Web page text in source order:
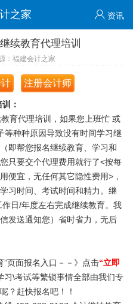
之家 资讯
续教育代理培训
福建会计之家
注册会计师
：
育代理培训，如果您上班忙 或
等种种原因导致没有时间学习继
即帮您报名继续教育、学习和
只要交个代理费用就行了<按每
便宜，无任何其它隐性费用>，
习时间、考试时间和精力。继
日/年度左右完成继续教育。我
发送通知您）省时省力，无后
”页面报名入口－－》点击“立即
习\考试等繁锁事情全部由我们专
？赶快报名吧！！